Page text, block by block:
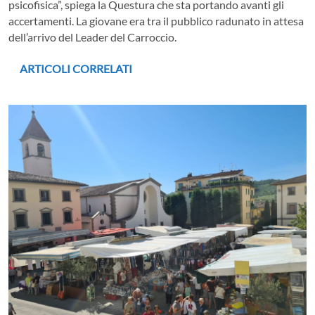
psicofisica”, spiega la Questura che sta portando avanti gli
accertamenti. La giovane era tra il pubblico radunato in attesa
dell’arrivo del Leader del Carroccio.
ARTICOLI CORRELATI